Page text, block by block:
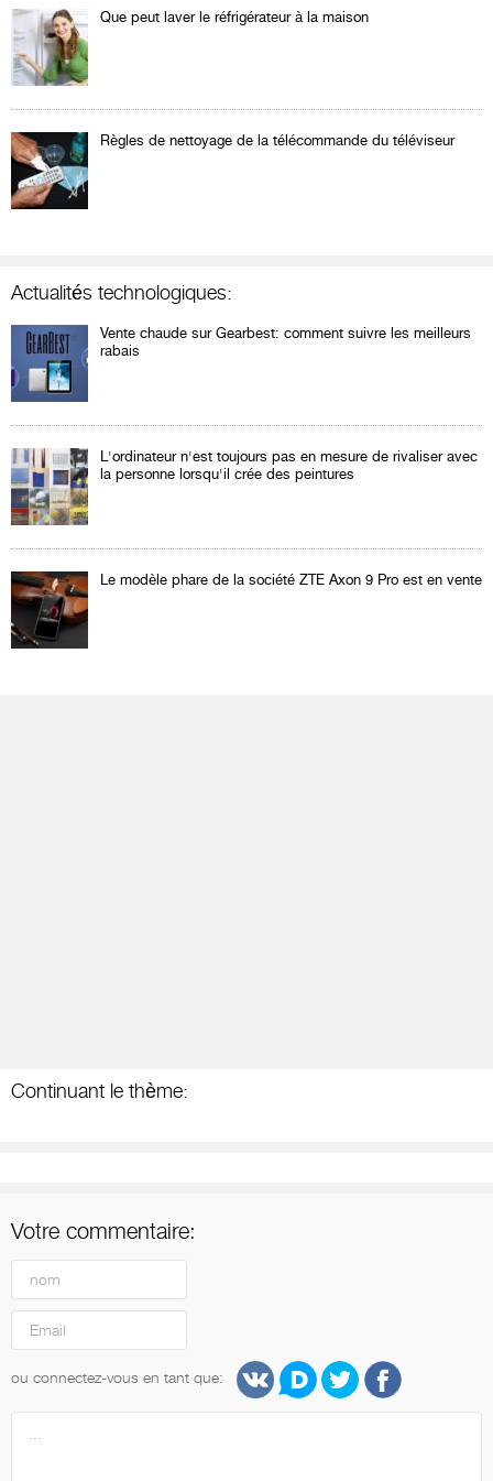
Que peut laver le réfrigérateur à la maison
Règles de nettoyage de la télécommande du téléviseur
Actualités technologiques:
Vente chaude sur Gearbest: comment suivre les meilleurs
rabais
L'ordinateur n'est toujours pas en mesure de rivaliser avec
la personne lorsqu'il crée des peintures
Le modèle phare de la société ZTE Axon 9 Pro est en vente
Continuant le thème:
Votre commentaire:
ou connectez-vous en tant que: